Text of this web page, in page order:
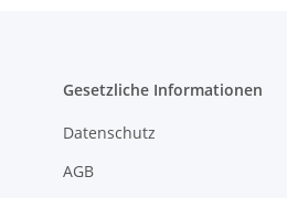
Gesetzliche Informationen
Datenschutz
AGB